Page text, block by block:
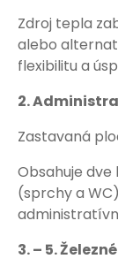
Zdroj tepla
alebo
flexibilitu a
2.
Zastavaná
Obsahuje dve
(sprchy a
3. – 5.